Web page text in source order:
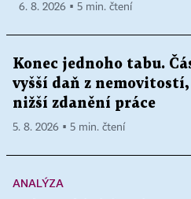
6. 8. 2026 ▪ 5 min. čtení
Konec jednoho tabu.
vyšší daň z
nižší zdanění práce
5. 8. 2026 ▪ 5 min. čtení
ANALÝZA